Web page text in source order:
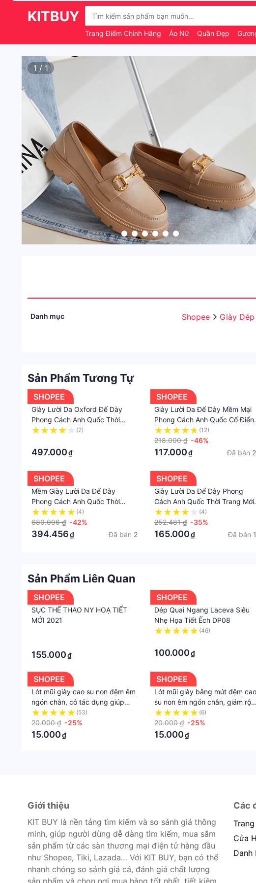
KITBUY
Trang Điểm Chính Hãng Áo Nữ Quần Đẹp
1 / 1
Danh mục Shopee Giày
Sản Phẩm Tương Tự
SHOPEE
Giày Lười Da Oxford Đế Dày
Phong Cách Anh Quốc Thời
Trang Xuân Thu Cho Nữ
(2)
497.000₫
SHOPEE
Giày Lười Da Đế Dày Mềm Mại
Phong Cách Anh Quốc Cổ Điển
Thời Trang Xuân Hè 2023
(12)
218.000 ₫ -46%
117.000₫ Đã bán
SHOPEE
Mềm Giày Lười Da Đế Dày
Phong Cách Anh Quốc Thời
Trang Cho Nữ (4)
680.096 ₫ -42%
394.456₫ Đã bán 2
SHOPEE
Giày Lười Da Đế Dày Phong
Cách Anh Quốc Thời Trang Mới
2023
(4)
252.481 ₫ -35%
165.000₫ Đã bán
Sản Phẩm Liên Quan
SHOPEE
SỤC THỂ THAO NY HOẠ TIẾT
MỚI 2021
155.000₫
SHOPEE
Dép Quai Ngang Laceva Siêu
Nhẹ Họa Tiết Ếch DP08
(46)
100.000₫
SHOPEE
Lót mũi giày cao su non đệm êm
ngón chân, có tác dụng giúp
giảm size cho giày bị rộng, rất
tiện ích
(53)
20.000 ₫ -25%
15.000₫
SHOPEE
Lót mũi giày bằng mút đệm cao
su non êm ngón chân, giảm rộng
cho giày
(6)
20.000 ₫ -25%
15.000₫
Giới thiệu
KIT BUY là nền tảng tìm kiếm và so sánh giá thông
minh, giúp người dùng dễ dàng tìm kiếm, mua sắm
sản phẩm từ các sàn thương mại điện tử hàng đầu
như Shopee, Tiki, Lazada… Với KIT BUY, bạn có thể
nhanh chóng so sánh giá cả, đánh giá chất lượng
sản phẩm và chọn nơi mua hàng tốt nhất, tiết kiệm
Các
Cửa
Danh